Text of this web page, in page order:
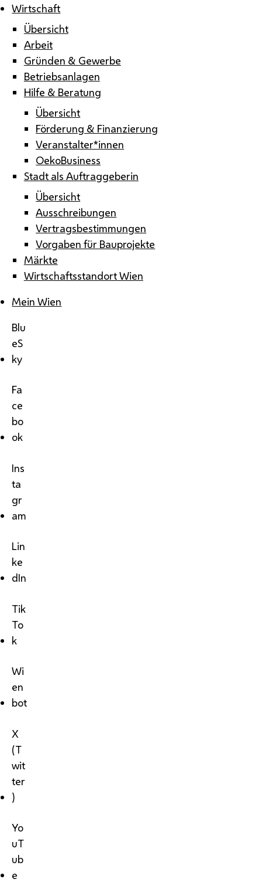
Wirtschaft
Übersicht
Arbeit
Gründen & Gewerbe
Betriebsanlagen
Hilfe & Beratung
Übersicht
Förderung & Finanzierung
Veranstalter*innen
OekoBusiness
Stadt als Auftraggeberin
Übersicht
Ausschreibungen
Vertragsbestimmungen
Vorgaben für Bauprojekte
Märkte
Wirtschaftsstandort Wien
Mein Wien
Blu
eS
ky
Fa
ce
bo
ok
Ins
ta
gr
am
Lin
ke
dIn
Tik
To
k
Wi
en
bot
X
(T
wit
ter
)
Yo
uT
ub
e